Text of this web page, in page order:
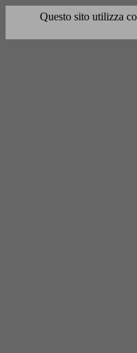
Questo sito utilizza